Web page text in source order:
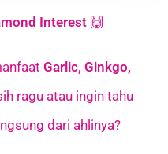
Interest 🙌
Garlic, Ginkgo,
ragu atau ingin tahu
dari ahlinya?